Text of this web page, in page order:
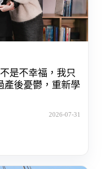
是不幸福，我只
後憂鬱，重新學
2026-07-31